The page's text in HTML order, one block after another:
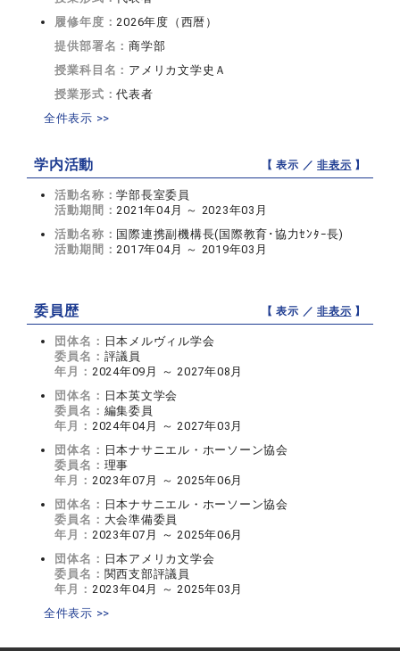
履修年度：2026年度（西暦）
提供部署名：商学部
授業科目名： アメリカ文学史Ａ
授業形式：代表者
全件表示 >>
学内活動 【 表示 ／非表示 】
活動名称：学部長室委員
活動期間：2021年04月 ～ 2023年03月
活動名称： 国際連携副機構長(国際教育･協力ｾﾝﾀｰ長)
活動期間：2017年04月 ～ 2019年03月
委員歴 【 表示 ／非表示 】
団体名： 日本メルヴィル学会
委員名： 評議員
年月： 2024年09月 ～ 2027年08月
団体名： 日本英文学会
委員名： 編集委員
年月： 2024年04月 ～ 2027年03月
団体名： 日本ナサニエル・ホーソーン協会
委員名： 理事
年月： 2023年07月 ～ 2025年06月
団体名： 日本ナサニエル・ホーソーン協会
委員名： 大会準備委員
年月： 2023年07月 ～ 2025年06月
団体名： 日本アメリカ文学会
委員名： 関西支部評議員
年月： 2023年04月 ～ 2025年03月
全件表示 >>